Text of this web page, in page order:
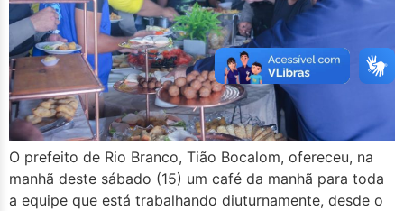
O prefeito de Rio Branco, Tião Bocalom, ofereceu, na
manhã deste sábado (15) um café da manhã para toda
a equipe que está trabalhando diuturnamente, desde o